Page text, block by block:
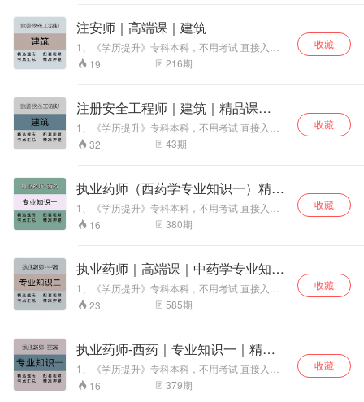
工程师 5、论文发
表、专利申请、软
著代办等 6、物业
经理、计算机一
考 7、一建、二
建、注安、监理、
造价、咨询、中
会、初会课程培训
获取最新完整版视
工程师 5、论文发
表、专利申请、软
著代办等 6、物业
经理、计算机一
建、注安、监理、
造价、咨询、中
会、初会课程培训
获取最新完整版视
表、专利申请、软
著代办等 6、物业
建、注安、监理、
造价、咨询、中
会、初会课程培训
师、安全员代报名、继续教育 4、计算机软考、
普通话、建协八大员、专业监理工程师 5、论文
发表、专利申请、软著代办等 6、物业经理、计
算机一级、二级、网教统考 7、一建、二建、注
安、监理、造价、咨询、中会、初会课程培训 获
注安师｜高端课｜建筑
1、《学历提升》专科本科，不用考试 直接入
学！学信网终身可查！！！ 中专证书直出，全国
唯一网上可查中专毕业证！！！ 2、助理工程
师、安全员代报名、继续教育 4、计算机软考、
普通话、建协八大员、专业监理工程师 5、论文
发表、专利申请、软著代办等 6、物业经理、计
算机一级、二级、网教统考 7、一建、二建、注
安、监理、造价、咨询、中会、初会课程培训 获
19 216期
收藏
注册安全工程师｜建筑｜精品课
（二）
1、《学历提升》专科本科，不用考试 直接入
学！学信网终身可查！！！ 中专 证书直出，全国
唯一网上可查中专毕业证！！！ 2、助理工程
师、安全员代报名、继续教育 4、计算机软考、
普 通话、建协八大员、专业监理工程师 5、论文
发表、专利申请、软著代办等 6、 物业经理、计
算机一级、二级、网教统考 7、一建、二建、注
安、监理、造价、 咨询、中会、初会课程培训 获
32 43期
收藏
执业药师（西药学专业知识一）精讲
课1、《学历提升》专科本科，不用考试 直接入
学！学信网终身可查！！！ 中专证书直出，全国
唯一网上可查中专毕业证！！！ 2、助理工程
师、安全员代报名、继续教育 4、计算机软考、
普通话、建协八大员、专业监理工程师 5、论文
发表、专利申请、软著代办等 6、物业经理、计
算机一级、二级、网教统考 7、一建、二建、注
安、监理、造价、咨询、中会、初会课程培训 获
16 380期
收藏
执业药师｜高端课｜中药学专业知识
二1、《学历提升》专科本科，不用考试 直接入
学！学信网终身可查！！！ 中专证书直出，全国
唯一网上可查中专毕业证！！！ 2、助理工程
师、安全员代报名、继续教育 4、计算机软考、
普通话、建协八大员、专业监理工程师 5、论文
发表、专利申请、软著代办等 6、物业经理、计
算机一级、二级、网教统考 7、一建、二建、注
安、监理、造价、咨询、中会、初会课程培训 获
23 585期
收藏
执业药师-西药｜专业知识一｜精品
课（二）
1、《学历提升》专科本科，不用考试 直接入
学！学信网终身可查！！！ 中专证书直出，全国
唯一网上可查中专毕业证！！！ 2、助理工程
16 379期
收藏